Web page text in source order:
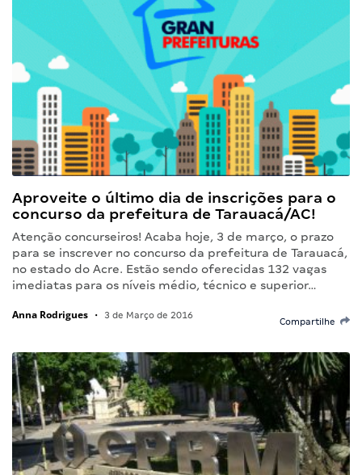
Aproveite o último dia de inscrições para o
concurso da prefeitura de Tarauacá/AC!
Atenção concurseiros! Acaba hoje, 3 de março, o prazo
para se inscrever no concurso da prefeitura de Tarauacá,
no estado do Acre. Estão sendo oferecidas 132 vagas
imediatas para os níveis médio, técnico e superior…
Anna Rodrigues • 3 de Março de 2016
Compartilhe